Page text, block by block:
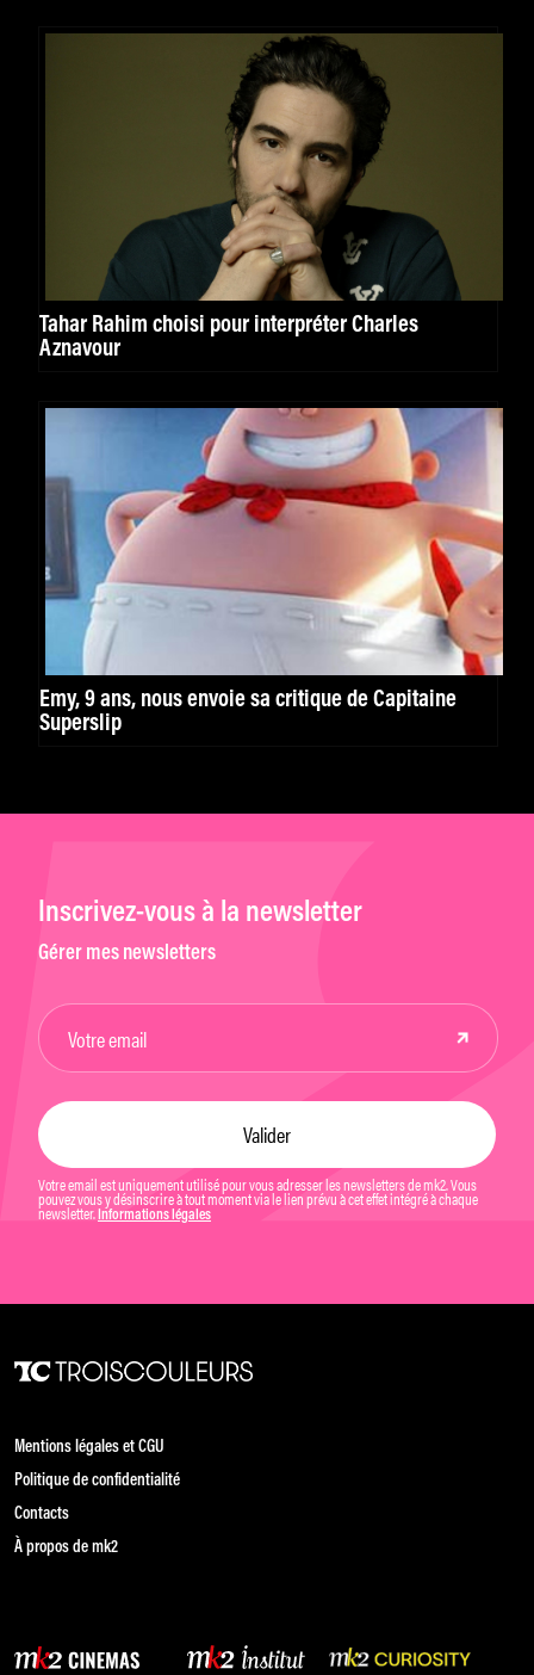
Tahar Rahim choisi pour interpréter Charles
Aznavour
Emy, 9 ans, nous envoie sa critique de Capitaine
Superslip
Inscrivez-vous à la newsletter
Gérer mes newsletters
Votre email est uniquement utilisé pour vous adresser les newsletters de mk2. Vous
pouvez vous y désinscrire à tout moment via le lien prévu à cet effet intégré à chaque
newsletter. Informations légales
Mentions légales et CGU
Politique de confidentialité
Contacts
À propos de mk2